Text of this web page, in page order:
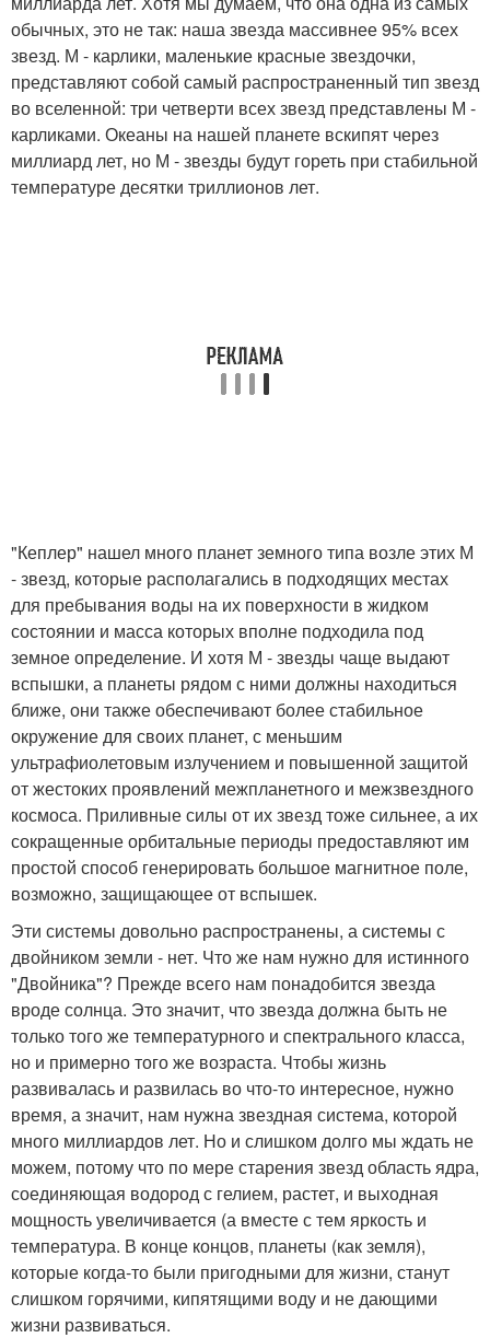
обычных, это не так: наша звезда массивнее 95% всех
звезд. М - карлики, маленькие красные звездочки,
представляют собой самый распространенный тип звезд
во вселенной: три четверти всех звезд представлены М -
карликами. Океаны на нашей планете вскипят через
миллиард лет, но М - звезды будут гореть при стабильной
температуре десятки триллионов лет.
"Кеплер" нашел много планет земного типа возле этих М
- звезд, которые располагались в подходящих местах
для пребывания воды на их поверхности в жидком
состоянии и масса которых вполне подходила под
земное определение. И хотя М - звезды чаще выдают
вспышки, а планеты рядом с ними должны находиться
ближе, они также обеспечивают более стабильное
окружение для своих планет, с меньшим
ультрафиолетовым излучением и повышенной защитой
от жестоких проявлений межпланетного и межзвездного
космоса. Приливные силы от их звезд тоже сильнее, а их
сокращенные орбитальные периоды предоставляют им
простой способ генерировать большое магнитное поле,
возможно, защищающее от вспышек.
Эти системы довольно распространены, а системы с
двойником земли - нет. Что же нам нужно для истинного
"Двойника"? Прежде всего нам понадобится звезда
вроде солнца. Это значит, что звезда должна быть не
только того же температурного и спектрального класса,
но и примерно того же возраста. Чтобы жизнь
развивалась и развилась во что-то интересное, нужно
время, а значит, нам нужна звездная система, которой
много миллиардов лет. Но и слишком долго мы ждать не
можем, потому что по мере старения звезд область ядра,
соединяющая водород с гелием, растет, и выходная
мощность увеличивается (а вместе с тем яркость и
температура. В конце концов, планеты (как земля),
которые когда-то были пригодными для жизни, станут
слишком горячими, кипятящими воду и не дающими
жизни развиваться.